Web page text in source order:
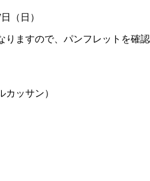
（日）
りますので、パンフレットを確認
カッサン）